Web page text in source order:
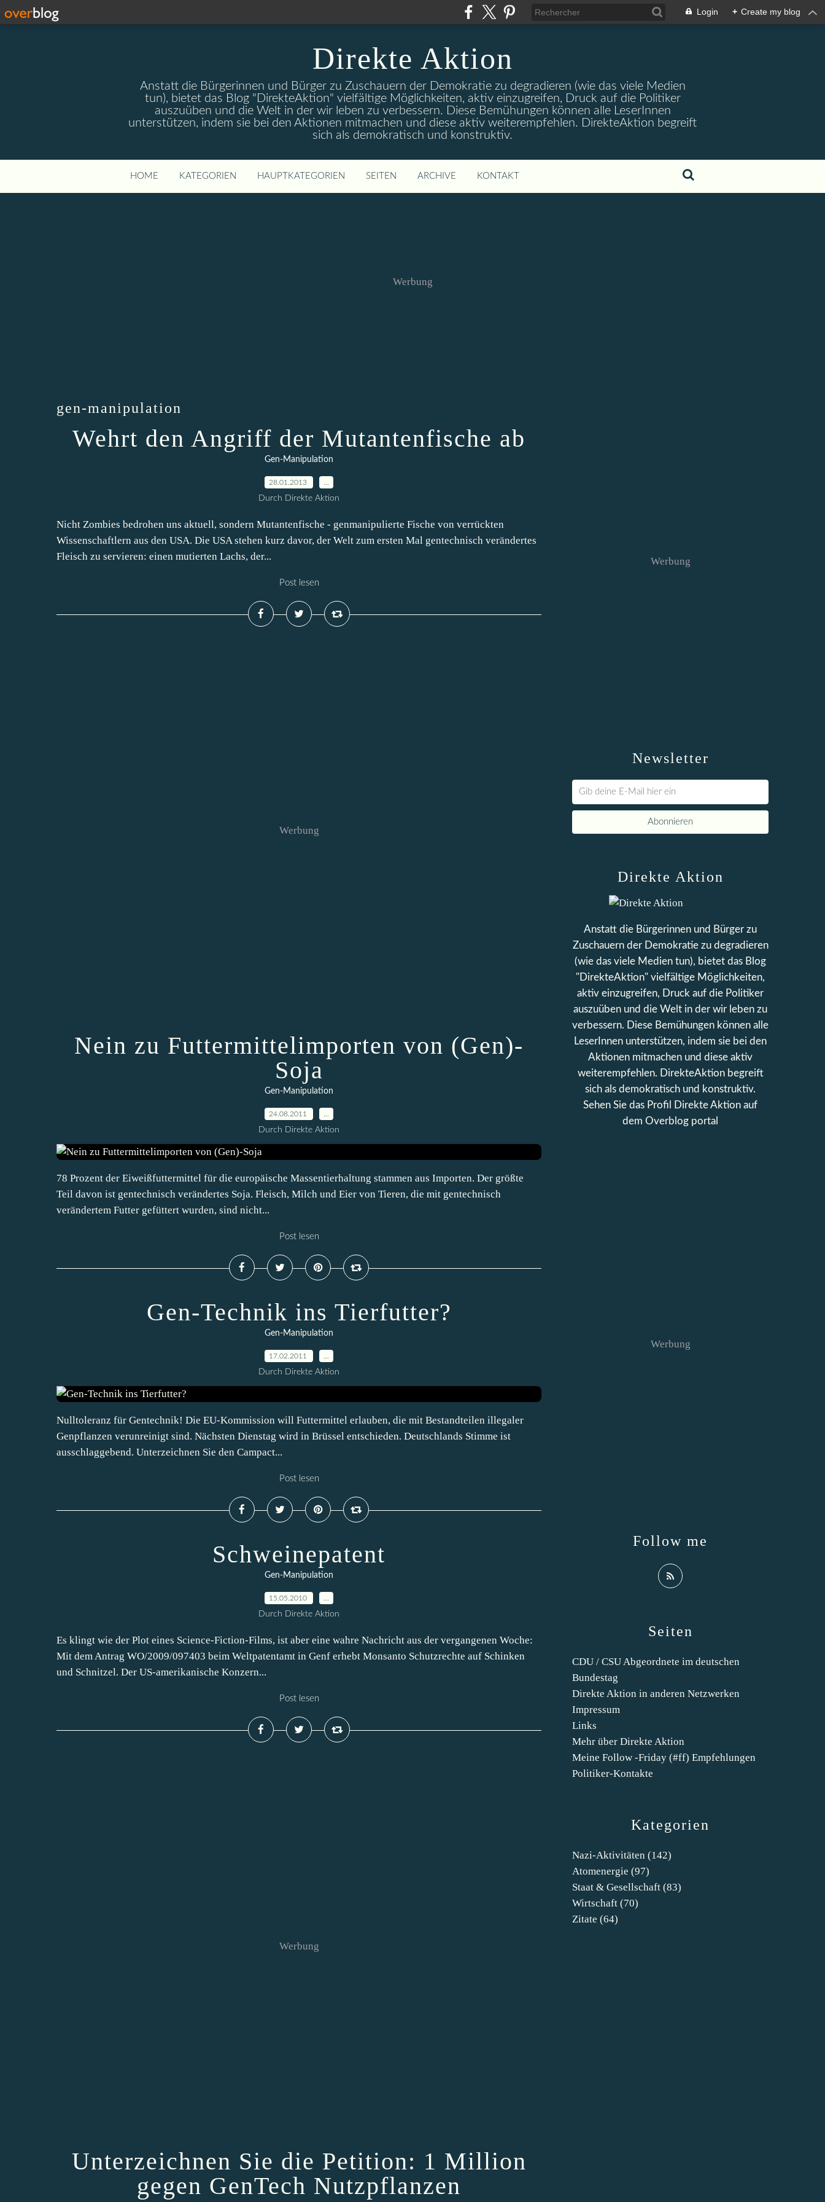
Login + Create my blog
Direkte Aktion
Anstatt die Bürgerinnen und Bürger zu Zuschauern der Demokratie zu degradieren (wie das viele Medien
tun), bietet das Blog "DirekteAktion" vielfältige Möglichkeiten, aktiv einzugreifen, Druck auf die Politiker
auszuüben und die Welt in der wir leben zu verbessern. Diese Bemühungen können alle LeserInnen
unterstützen, indem sie bei den Aktionen mitmachen und diese aktiv weiterempfehlen. DirekteAktion begreift
sich als demokratisch und konstruktiv.
HOME KATEGORIEN HAUPTKATEGORIEN SEITEN ARCHIVE KONTAKT
Werbung
gen-manipulation
Wehrt den Angriff der Mutantenfische ab
Gen-Manipulation
28.01.2013
Durch Direkte Aktion
Nicht Zombies bedrohen uns aktuell, sondern Mutantenfische - genmanipulierte Fische von verrückten
Wissenschaftlern aus den USA. Die USA stehen kurz davor, der Welt zum ersten Mal gentechnisch verändertes
Fleisch zu servieren: einen mutierten Lachs, der...
Post lesen
Werbung
Nein zu Futtermittelimporten von (Gen)-
Soja
Gen-Manipulation
24.08.2011
Durch Direkte Aktion
78 Prozent der Eiweißfuttermittel für die europäische Massentierhaltung stammen aus Importen. Der größte
Teil davon ist gentechnisch verändertes Soja. Fleisch, Milch und Eier von Tieren, die mit gentechnisch
verändertem Futter gefüttert wurden, sind nicht...
Post lesen
Gen-Technik ins Tierfutter?
Gen-Manipulation
17.02.2011
Durch Direkte Aktion
Nulltoleranz für Gentechnik! Die EU-Kommission will Futtermittel erlauben, die mit Bestandteilen illegaler
Genpflanzen verunreinigt sind. Nächsten Dienstag wird in Brüssel entschieden. Deutschlands Stimme ist
ausschlaggebend. Unterzeichnen Sie den Campact...
Post lesen
Schweinepatent
Gen-Manipulation
15.05.2010
Durch Direkte Aktion
Es klingt wie der Plot eines Science-Fiction-Films, ist aber eine wahre Nachricht aus der vergangenen Woche:
Mit dem Antrag WO/2009/097403 beim Weltpatentamt in Genf erhebt Monsanto Schutzrechte auf Schinken
und Schnitzel. Der US-amerikanische Konzern...
Post lesen
Werbung
Unterzeichnen Sie die Petition: 1 Million
gegen GenTech Nutzpflanzen
Newsletter
Werbung
Kategorien
Nazi-Aktivitäten (142)
Atomenergie (97)
Staat & Gesellschaft (83)
Wirtschaft (70)
Zitate (64)
Seiten
CDU / CSU Abgeordnete im deutschen
Bundestag
Direkte Aktion in anderen Netzwerken
Impressum
Links
Mehr über Direkte Aktion
Meine Follow -Friday (#ff) Empfehlungen
Politiker-Kontakte
Direkte Aktion
Anstatt die Bürgerinnen und Bürger zu
Zuschauern der Demokratie zu degradieren
(wie das viele Medien tun), bietet das Blog
"DirekteAktion" vielfältige Möglichkeiten,
aktiv einzugreifen, Druck auf die Politiker
auszuüben und die Welt in der wir leben zu
verbessern. Diese Bemühungen können alle
LeserInnen unterstützen, indem sie bei den
Aktionen mitmachen und diese aktiv
weiterempfehlen. DirekteAktion begreift
sich als demokratisch und konstruktiv.
Sehen Sie das Profil
Direkte Aktion auf
dem Overblog portal
Follow me
Werbung